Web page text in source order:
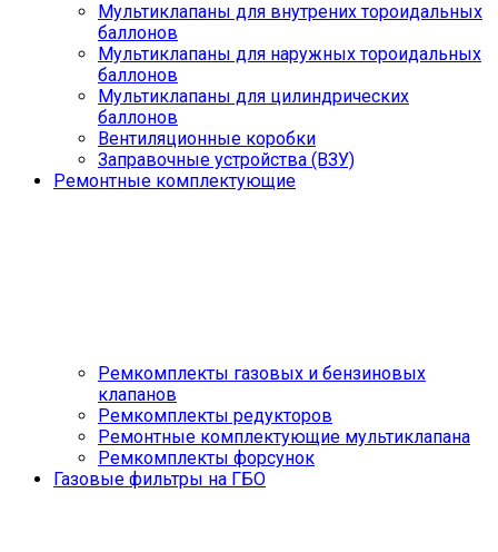
Мультиклапаны для внутрених тороидальных
баллонов
Мультиклапаны для наружных тороидальных
баллонов
Мультиклапаны для цилиндрических
баллонов
Вентиляционные коробки
Заправочные устройства (ВЗУ)
Ремонтные комплектующие
Ремкомплекты газовых и бензиновых
клапанов
Ремкомплекты редукторов
Ремонтные комплектующие мультиклапана
Ремкомплекты форсунок
Газовые фильтры на ГБО